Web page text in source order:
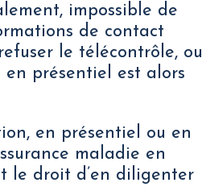
impossible de
de contact
le télécontrôle, ou
en présentiel est alors
en présentiel ou en
maladie en
le droit d’en diligenter